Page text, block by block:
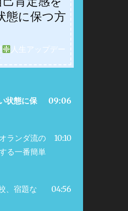
態に保つ方
人生アップデー
状態に保
09:06
ランダ流の
る一番簡単
10:10
、宿題な
04:56